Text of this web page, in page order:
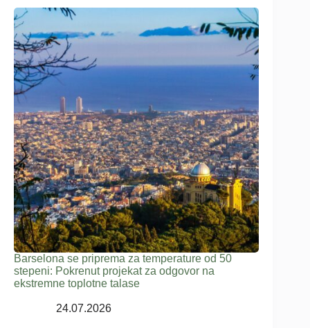
Barselona se priprema za temperature od 50
stepeni: Pokrenut projekat za odgovor na
ekstremne toplotne talase
24.07.2026